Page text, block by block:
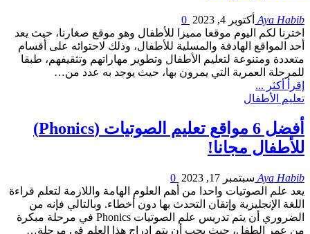
Aya Habib أكتوبر 4, 2023
اخترنا لكم اليوم موقعا مميزا للأطفال وهو موقع صغارنا، حيث يعد
أحد المواقع الهادفة والمسلية للأطفال، وذلك لاحتوائه على أقسام
متعددة ومتنوعة لتعليم الأطفال وتطوير مهاراتهم وتثقيفهم، طبقا
للمرحلة العمرية التي يمرون بها، حيث يوجد به عدد من…
إقرأ أكثر ...
تعليم الأطفال
أفضل 6 مواقع تعليم الصوتيات (Phonics)
للأطفال مجانا!
Aya Habib سبتمبر 17, 2023
يعد علم الصوتيات واحدا من أهم العلوم الهامة واللازمة لتعلم قراءة
اللغة الإنجليزية وإتقان التحدث بها دون أخطاء. وبالتالي فإنه من
الضروري أن يتم تدريس علم الصوتيات Phonics في مرحلة مبكرة
من عمر الطفل، حيث يجب أن يتم إدراج هذا العلم في مرحلة…